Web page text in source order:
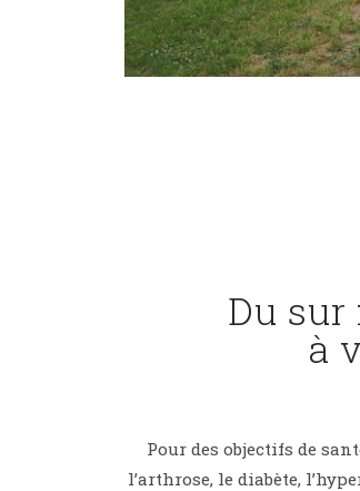
Du
à
Pour des objectifs de
l’arthrose, le diabète,